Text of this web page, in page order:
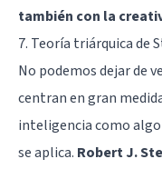
también con la
7. Teoría triárquica de
No podemos dejar de
centran en gran
inteligencia como
se aplica. Robert J.